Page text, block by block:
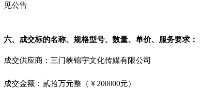
见公告
六、成交标的名称、规格型号、数量、单价、服务要求：
成交供应商：三门峡锦宇文化传媒有限公司
成交金额：贰拾万元整（￥200000元）